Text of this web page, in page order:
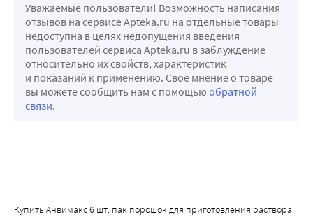
Уважаемые пользователи! Возможность написания
отзывов на сервисе Apteka.ru на отдельные товары
недоступна в целях недопущения введения
пользователей сервиса Apteka.ru в заблуждение
относительно их свойств, характеристик
и показаний к применению. Свое мнение о товаре
вы можете сообщить нам с помощью обратной
связи.
Купить Анвимакс 6 шт. пак порошок для приготовления раствора